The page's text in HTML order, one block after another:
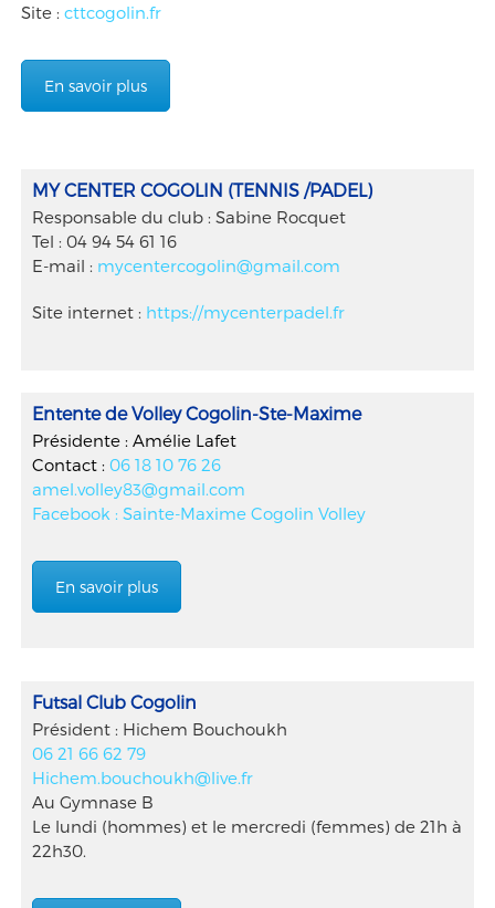
Site : cttcogolin.fr
En savoir plus
MY CENTER COGOLIN (TENNIS /PADEL)
Responsable du club : Sabine Rocquet
Tel : 04 94 54 61 16
E-mail : mycentercogolin@gmail.com
Site internet : https://mycenterpadel.fr
Entente de Volley Cogolin-Ste-Maxime
Présidente : Amélie Lafet
Contact : 06 18 10 76 26
amel.volley83@gmail.com
Facebook : Sainte-Maxime Cogolin Volley
En savoir plus
Futsal Club Cogolin
Président : Hichem Bouchoukh
06 21 66 62 79
Hichem.bouchoukh@live.fr
Au Gymnase B
Le lundi (hommes) et le mercredi (femmes) de 21h à
22h30.